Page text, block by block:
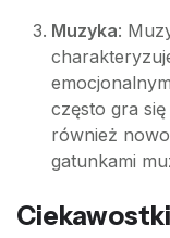
Muzyka:
często gra
również
gatunkami
Ciekawostki